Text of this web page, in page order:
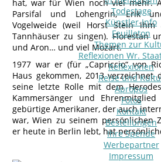
Todestage
Künstler-Info
Feuilleton
Themen zur
Reflexionen Wr.
Reflexionen
Reise und
Apropos
Fotos
Kontakt
Bestellungen
Ihre Spende
Werbepartner
Impressum
hat, war für Wien noch viel mehr.
Parsifal und Lohengrin, Erik
Vogelweide (weil Horst Stein ihm
Tannhäuser zu singen). Florestan
und Aron… und viel Mozart.
1977 war er (für „Capriccio“ von
Haus gekommen, 2013 verzeichnet
seine letzte Rolle mit dem
Kammersänger und
gebürtige Amerikaner, der auch
war, Wien zu seinem persönlichen
er heute in Berlin lebt, hat